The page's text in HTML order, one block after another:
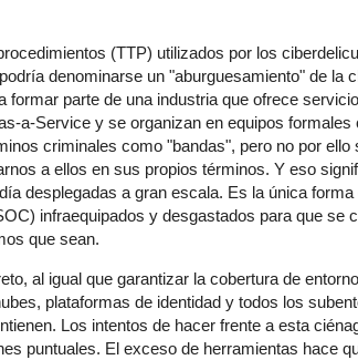
(TTP) utilizados por los
denominarse un "aburguesamiento" de la
formar parte de una industria que ofrece
a-Service y se organizan en equipos
criminales como "bandas", pero no por
a ellos en sus propios términos. Y eso
desplegadas a gran escala. Es la única
infraequipados y desgastados para que se
que sean.
al igual que garantizar la cobertura de
plataformas de identidad y todos los
Los intentos de hacer frente a esta
puntuales. El exceso de herramientas hace